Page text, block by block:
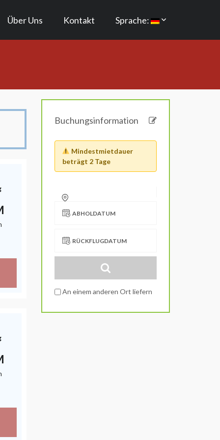
Über Uns Kontakt Sprache:
Buchungsinformation
Mindestmietdauer
beträgt 2 Tage
ABHOLDATUM
RÜCKFLUGDATUM
An einem anderen Ort liefern